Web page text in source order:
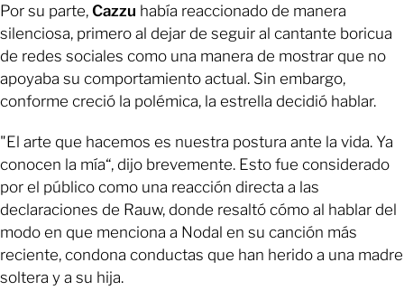
Por su parte, Cazzu había reaccionado de manera
silenciosa, primero al dejar de seguir al cantante boricua
de redes sociales como una manera de mostrar que no
apoyaba su comportamiento actual. Sin embargo,
conforme creció la polémica, la estrella decidió hablar.
"El arte que hacemos es nuestra postura ante la vida. Ya
conocen la mía“, dijo brevemente. Esto fue considerado
por el público como una reacción directa a las
declaraciones de Rauw, donde resaltó cómo al hablar del
modo en que menciona a Nodal en su canción más
reciente, condona conductas que han herido a una madre
soltera y a su hija.